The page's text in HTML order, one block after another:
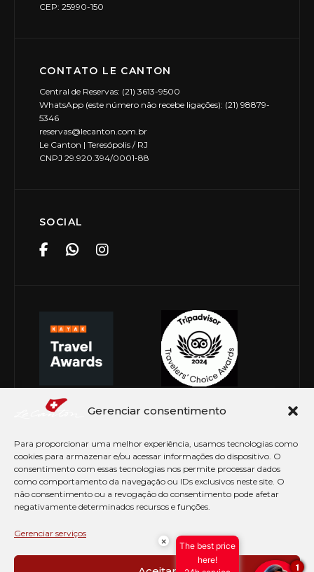
Gerenciar consentimento
Para proporcionar uma melhor experiência, usamos tecnologias como
cookies para armazenar e/ou acessar informações do dispositivo. O
consentimento com essas tecnologias nos permite processar dados
como comportamento da navegação ou IDs exclusivos neste site. O
não consentimento ou a revogação do consentimento pode afetar
negativamente determinados recursos e funções.
Gerenciar serviços
CEP: 25990-150
CONTATO LE CANTON
Central de Reservas: (21) 3613-9500
WhatsApp (este número não recebe ligações): (21) 98879-
5346
reservas@lecanton.com.br
Le Canton | Teresópolis / RJ
CNPJ 29.920.394/0001-88
SOCIAL
© Copyright 2026 Le Canton. Todos os direitos
PRÉ CHECK-IN
×
The best price
here!
1